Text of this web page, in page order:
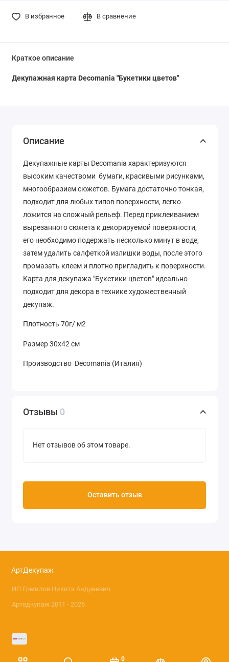
0
В избранное В сравнение
Краткое описание
Декупажная карта Decomania "Букетики цветов"
Описание
Декупажные карты Decomania характеризуются
высоким качествоми бумаги, красивыми рисунками,
многообразием сюжетов. Бумага достаточно тонкая,
подходит для любых типов поверхности, легко
ложится на сложный рельеф. Перед приклеиванием
вырезанного сюжета к декорируемой поверхности,
его необходимо подержать несколько минут в воде,
затем удалить салфеткой излишки воды, после этого
промазать клеем и плотно пригладить к поверхности.
Карта для декупажа "Букетики цветов" идеально
подходит для декора в технике художественный
декупаж.
Плотность 70г/ м2
Размер 30х42 см
Производство Decomania (Италия)
Отзывы 0
Нет отзывов об этом товаре.
Оставить отзыв
АртДекупаж
ИП Ермилов Никита Андреевич
Артедкупаж 2011 - 2026